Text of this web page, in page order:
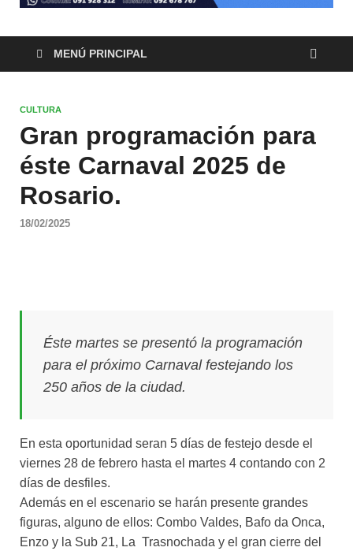
MENÚ PRINCIPAL
CULTURA
Gran programación para
éste Carnaval 2025 de
Rosario.
18/02/2025
Éste martes se presentó la programación
para el próximo Carnaval festejando los
250 años de la ciudad.
En esta oportunidad seran 5 días de festejo desde el
viernes 28 de febrero hasta el martes 4 contando con 2
días de desfiles.
Además en el escenario se harán presente grandes
figuras, alguno de ellos: Combo Valdes, Bafo da Onca,
Enzo y la Sub 21, La Trasnochada y el gran cierre del